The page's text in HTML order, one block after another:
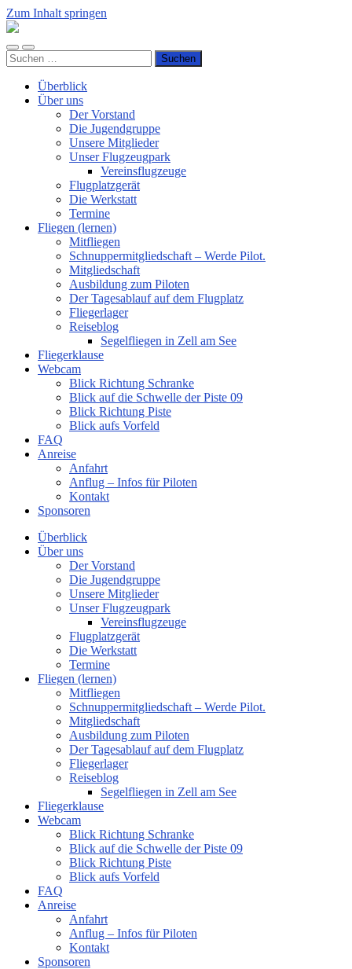
Zum Inhalt springen
Luftsportverein
e.V.
Mobile-
Menü
Suchfeld
ein-/ausblenden
Suchen
nach:
Überblick
Über uns
Der Vorstand
Die Jugendgruppe
Unsere Mitglieder
Unser Flugzeugpark
Vereinsflugzeuge
Flugplatzgerät
Die Werkstatt
Termine
Fliegen (lernen)
Mitfliegen
Schnuppermitgliedschaft – Werde Pilot.
Mitgliedschaft
Ausbildung zum Piloten
Der Tagesablauf auf dem Flugplatz
Fliegerlager
Reiseblog
Segelfliegen in Zell am See
Fliegerklause
Webcam
Blick Richtung Schranke
Blick auf die Schwelle der Piste 09
Blick Richtung Piste
Blick aufs Vorfeld
FAQ
Anreise
Anfahrt
Anflug – Infos für Piloten
Kontakt
Sponsoren
Überblick
Über uns
Der Vorstand
Die Jugendgruppe
Unsere Mitglieder
Unser Flugzeugpark
Vereinsflugzeuge
Flugplatzgerät
Die Werkstatt
Termine
Fliegen (lernen)
Mitfliegen
Schnuppermitgliedschaft – Werde Pilot.
Mitgliedschaft
Ausbildung zum Piloten
Der Tagesablauf auf dem Flugplatz
Fliegerlager
Reiseblog
Segelfliegen in Zell am See
Fliegerklause
Webcam
Blick Richtung Schranke
Blick auf die Schwelle der Piste 09
Blick Richtung Piste
Blick aufs Vorfeld
FAQ
Anreise
Anfahrt
Anflug – Infos für Piloten
Kontakt
Sponsoren